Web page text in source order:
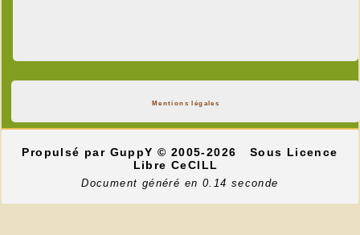
Mentions légales
Propulsé par GuppY© 2005-2026
Sous Licence
Libre CeCILL
Document généré en 0.14 seconde